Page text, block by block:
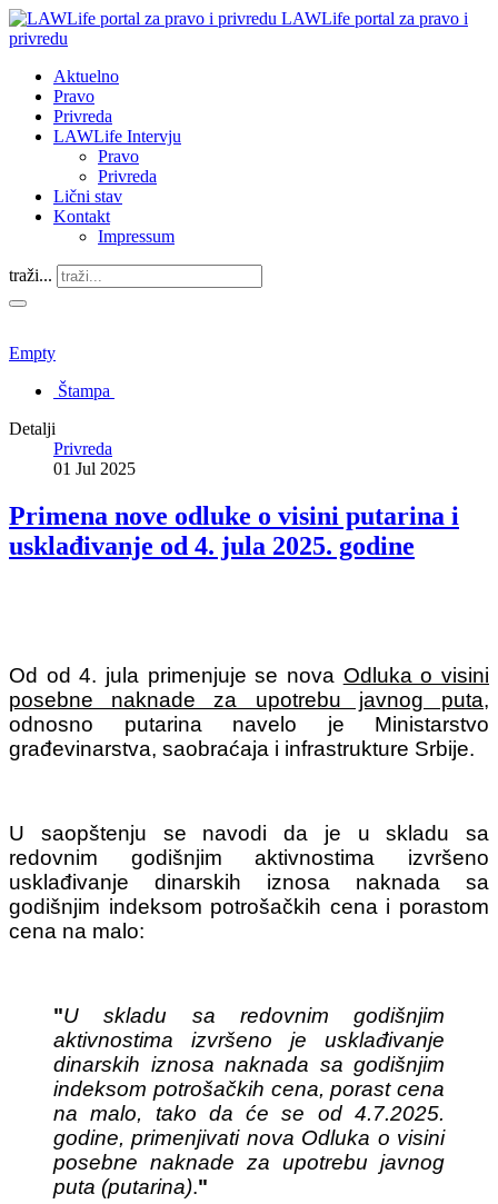
LAWLife portal za pravo i
privredu
Aktuelno
Pravo
Privreda
LAWLife Intervju
Pravo
Privreda
Lični stav
Kontakt
Impressum
traži...
Empty
Štampa
Detalji
Privreda
01 Jul 2025
Primena nove odluke o visini putarina i
usklađivanje od 4. jula 2025. godine
Od od 4. jula primenjuje se nova Odluka o visini
posebne naknade za upotrebu javnog puta,
odnosno putarina navelo je Ministarstvo
građevinarstva, saobraćaja i infrastrukture Srbije.
U saopštenju se navodi da je u skladu sa
redovnim godišnjim aktivnostima izvršeno
usklađivanje dinarskih iznosa naknada sa
godišnjim indeksom potrošačkih cena i porastom
cena na malo:
"U skladu sa redovnim godišnjim
aktivnostima izvršeno јe usklađivanje
dinarskih iznosa naknada sa godišnjim
indeksom potrošačkih cena, porast cena
na malo, tako da će se od 4.7.2025.
godine, primenjivati nova Odluka o visini
posebne naknade za upotrebu јavnog
puta (putarina)."